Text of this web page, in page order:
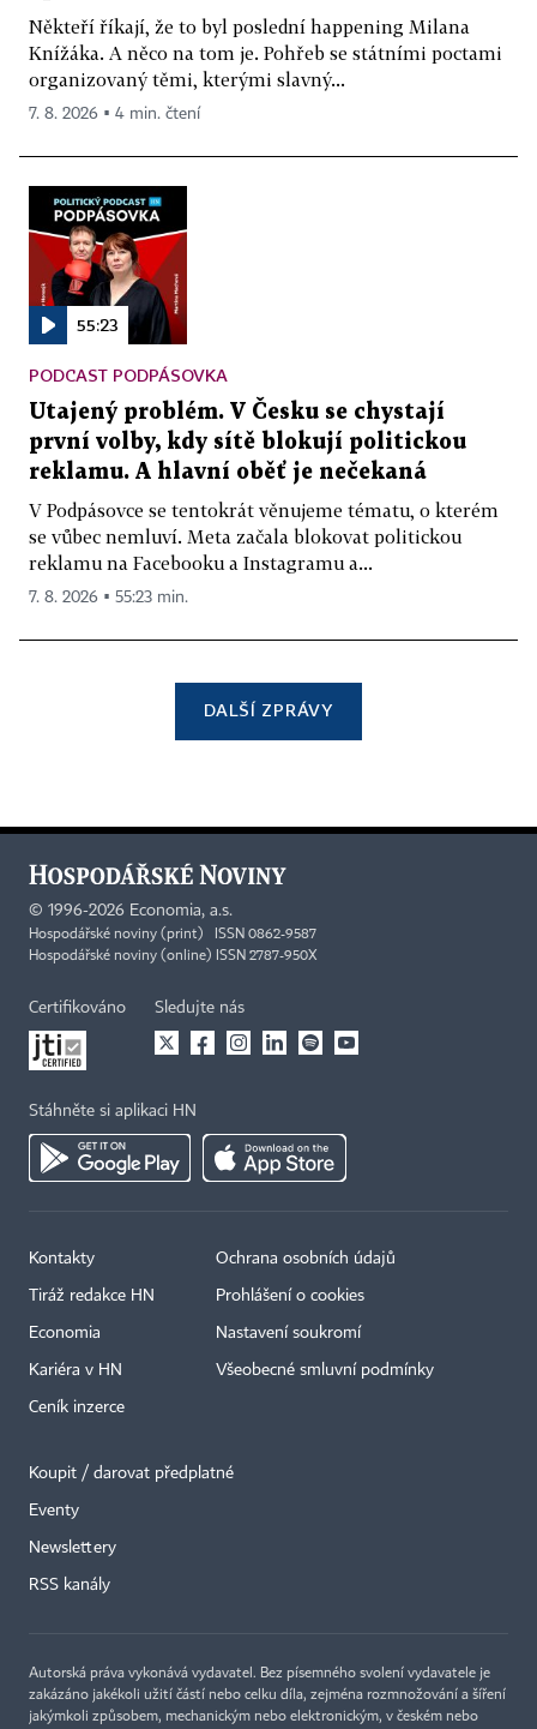
Někteří říkají, že to byl poslední happening Milana
Knížáka. A něco na tom je. Pohřeb se státními poctami
organizovaný těmi, kterými slavný...
7. 8. 2026 ▪ 4 min. čtení
55:23
PODCAST PODPÁSOVKA
Utajený problém. V Česku se chystají
první volby, kdy sítě blokují politickou
reklamu. A hlavní oběť je nečekaná
V Podpásovce se tentokrát věnujeme tématu, o kterém
se vůbec nemluví. Meta začala blokovat politickou
reklamu na Facebooku a Instagramu a...
7. 8. 2026 ▪ 55:23 min.
DALŠÍ ZPRÁVY
© 1996-2026 Economia, a.s.
Hospodářské noviny (print) ISSN 0862-9587
Hospodářské noviny (online) ISSN 2787-950X
Certifikováno Sledujte nás
Stáhněte si aplikaci HN
Kontakty
Tiráž redakce HN
Economia
Kariéra v HN
Ceník inzerce
Ochrana osobních údajů
Prohlášení o cookies
Nastavení soukromí
Všeobecné smluvní podmínky
Koupit / darovat předplatné
Eventy
Newslettery
RSS kanály
Autorská práva vykonává vydavatel. Bez písemného svolení vydavatele je
zakázáno jakékoli užití částí nebo celku díla, zejména rozmnožování a šíření
jakýmkoli způsobem, mechanickým nebo elektronickým, v českém nebo